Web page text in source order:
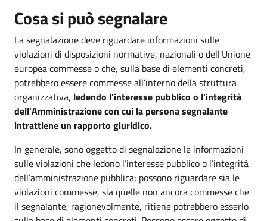
Cosa si può segnalare
La segnalazione deve riguardare informazioni sulle
violazioni di disposizioni normative, nazionali o dell'Unione
europea commesse o che, sulla base di elementi concreti,
potrebbero essere commesse all’interno della struttura
organizzativa, ledendo l'interesse pubblico o l'integrità
dell'Amministrazione con cui la persona segnalante
intrattiene un rapporto giuridico.
In generale, sono oggetto di segnalazione le informazioni
sulle violazioni che ledono l’interesse pubblico o l’integrità
dell’amministrazione pubblica; possono riguardare sia le
violazioni commesse, sia quelle non ancora commesse che
il segnalante, ragionevolmente, ritiene potrebbero esserlo